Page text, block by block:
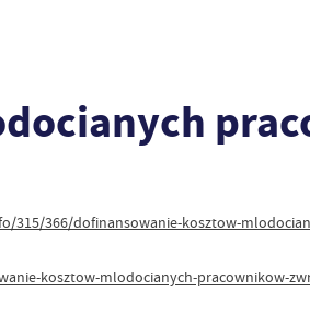
315/366/dofinansowanie-kosztow-
kosztow-mlodocianych-pracownikow-